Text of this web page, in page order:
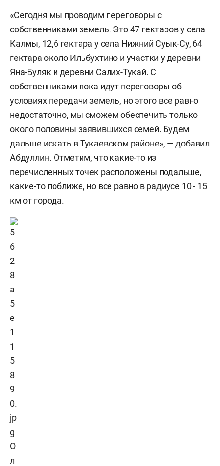
«Сегодня мы проводим переговоры с
собственниками земель. Это 47 гектаров у села
Калмы, 12,6 гектара у села Нижний Суык-Су, 64
гектара около Ильбухтино и участки у деревни
Яна-Буляк и деревни Салих-Тукай. С
собственниками пока идут переговоры об
условиях передачи земель, но этого все равно
недостаточно, мы сможем обеспечить только
около половины заявившихся семей. Будем
дальше искать в Тукаевском районе», — добавил
Абдуллин. Отметим, что какие-то из
перечисленных точек расположены подальше,
какие-то поближе, но все равно в радиусе 10 - 15
км от города.
О
л